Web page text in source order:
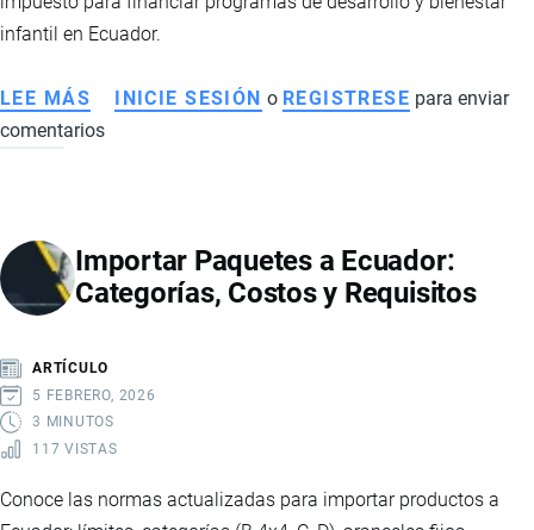
infantil en Ecuador.
LEE MÁS SOBRE
FODINFA
X
4
INICIE SESIÓN o REGISTRESE para enviar
comentarios
Importar Paquetes a Ecuador:
Categorías, Costos y Requisitos
ARTÍCULO
5 FEBRERO, 2026
3 MINUTOS
117 VISTAS
Conoce las normas actualizadas para importar productos a